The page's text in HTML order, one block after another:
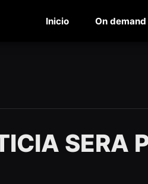
Inicio On demand
SERA